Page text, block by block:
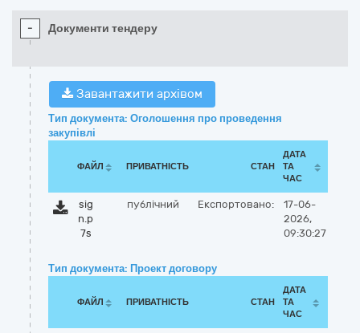
- Документи тендеру
Завантажити архівом
Тип документа: Оголошення про проведення
закупівлі
ФАЙЛ ПРИВАТНІСТЬ СТАН
ДАТА
ТА
ЧАС
sig
n.p
7s
публічний Експортовано:
17-06-
2026,
09:30:27
Тип документа: Проект договору
ФАЙЛ ПРИВАТНІСТЬ СТАН
ДАТА
ТА
ЧАС